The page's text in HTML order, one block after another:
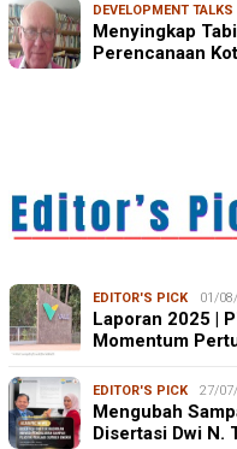
DEVELOPMENT TALKS
Menyingkap
Perencanaan
EDITOR'S PICK 01/
Laporan 2025 |
Momentum
EDITOR'S PICK 27/
Mengubah
Disertasi Dwi N.